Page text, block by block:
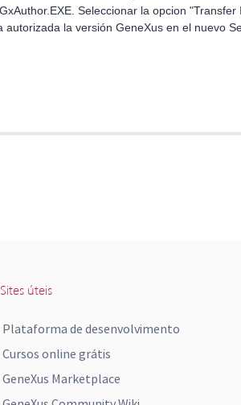
Sites úteis
Plataforma de desenvolvimento
Cursos online grátis
GeneXus Marketplace